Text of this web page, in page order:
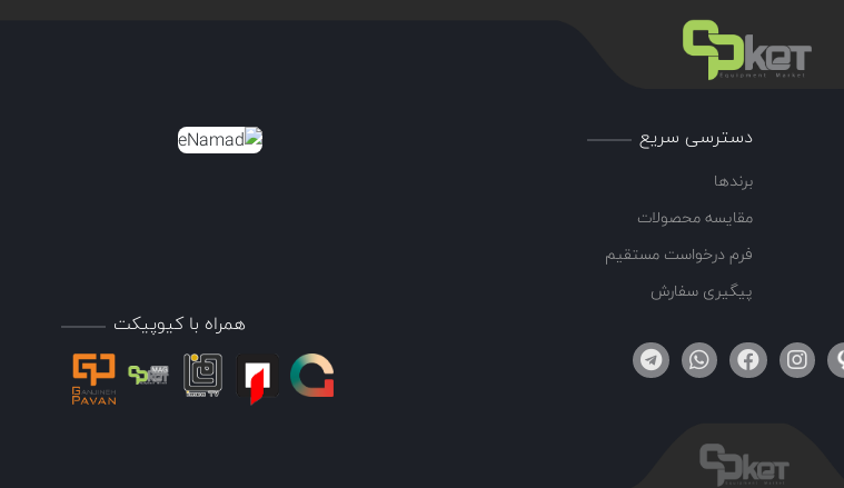
دسترسی سریع
برندها
مقایسه محصولات
فرم درخواست مستقیم
پیگیری سفارش
همراه با کیوپیکت